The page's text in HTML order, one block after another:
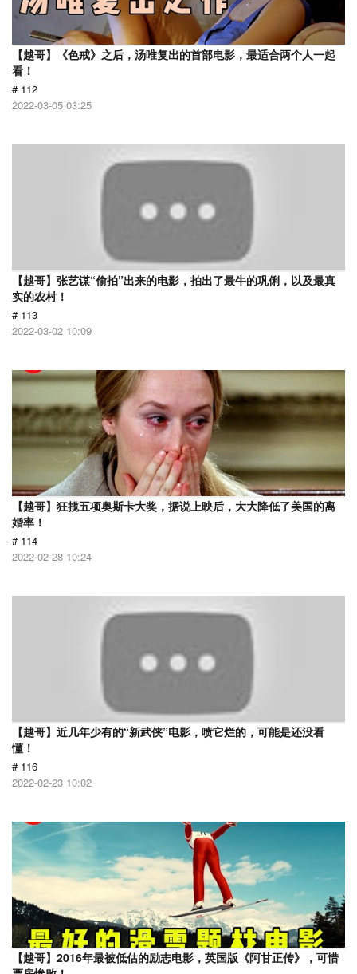
【越哥】《色戒》之后，汤唯复出的首部电影，最适合两个人一起
看！
# 112
2022-03-05 03:25
【越哥】张艺谋“偷拍”出来的电影，拍出了最牛的巩俐，以及最真
实的农村！
# 113
2022-03-02 10:09
【越哥】狂揽五项奥斯卡大奖，据说上映后，大大降低了美国的离
婚率！
# 114
2022-02-28 10:24
【越哥】近几年少有的“新武侠”电影，喷它烂的，可能是还没看
懂！
# 116
2022-02-23 10:02
【越哥】2016年最被低估的励志电影，英国版《阿甘正传》，可惜